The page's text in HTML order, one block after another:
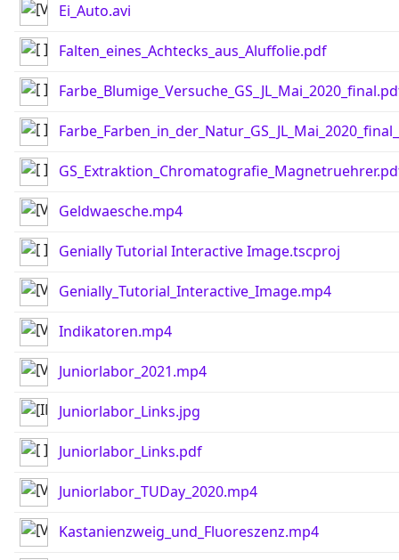
Ei_Auto.avi
Falten_eines_Achtecks_aus_Aluffolie.pdf
Geldwaesche.mp4
Genially Tutorial Interactive Image.tscproj
Genially_Tutorial_Interactive_Image.mp4
Indikatoren.mp4
Juniorlabor_2021.mp4
Juniorlabor_Links.jpg
Juniorlabor_Links.pdf
Juniorlabor_TUDay_2020.mp4
Kastanienzweig_und_Fluoreszenz.mp4